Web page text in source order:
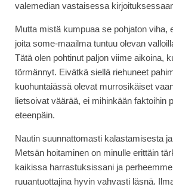
valemedian vastaisessa
Mutta mistä kumpuaa se pohjaton viha,
joita some-maailma tuntuu olevan
Tätä olen pohtinut paljon viime aikoina,
törmännyt. Eivätkä siellä riehuneet
kuohuntaiässä olevat murrosikäiset
lietsoivat väärää, ei mihinkään faktoihin
eteenpäin.
Nautin suunnattomasti kalastamisesta
Metsän hoitaminen on minulle erittäin
kaikissa harrastuksissani ja
ruuantuottajina hyvin vahvasti läsnä.